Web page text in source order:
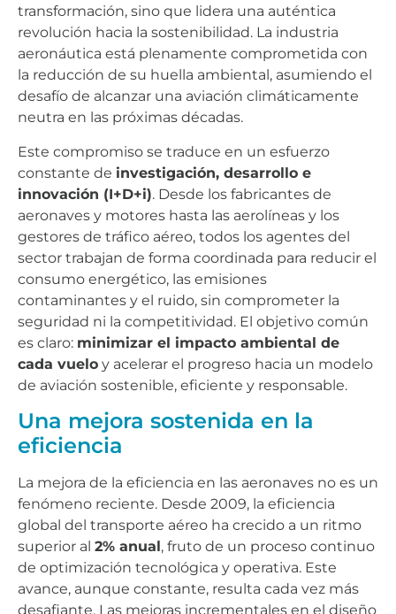
transformación, sino que lidera una auténtica
revolución hacia la sostenibilidad. La industria
aeronáutica está plenamente comprometida con
la reducción de su huella ambiental, asumiendo el
desafío de alcanzar una aviación climáticamente
neutra en las próximas décadas.
Este compromiso se traduce en un esfuerzo
constante de investigación, desarrollo e
innovación (I+D+i). Desde los fabricantes de
aeronaves y motores hasta las aerolíneas y los
gestores de tráfico aéreo, todos los agentes del
sector trabajan de forma coordinada para reducir el
consumo energético, las emisiones
contaminantes y el ruido, sin comprometer la
seguridad ni la competitividad. El objetivo común
es claro: minimizar el impacto ambiental de
cada vuelo y acelerar el progreso hacia un modelo
de aviación sostenible, eficiente y responsable.
Una mejora sostenida en la
eficiencia
La mejora de la eficiencia en las aeronaves no es un
fenómeno reciente. Desde 2009, la eficiencia
global del transporte aéreo ha crecido a un ritmo
superior al 2% anual, fruto de un proceso continuo
de optimización tecnológica y operativa. Este
avance, aunque constante, resulta cada vez más
desafiante. Las mejoras incrementales en el diseño